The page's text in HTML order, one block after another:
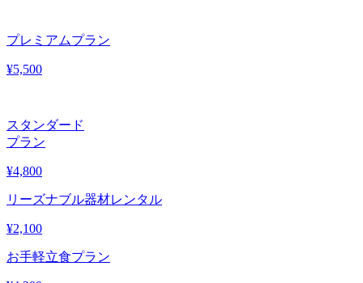
プレミアムプラン
¥5,500
スタンダード
プラン
¥4,800
リーズナブル器材レンタル
¥2,100
お手軽立食プラン